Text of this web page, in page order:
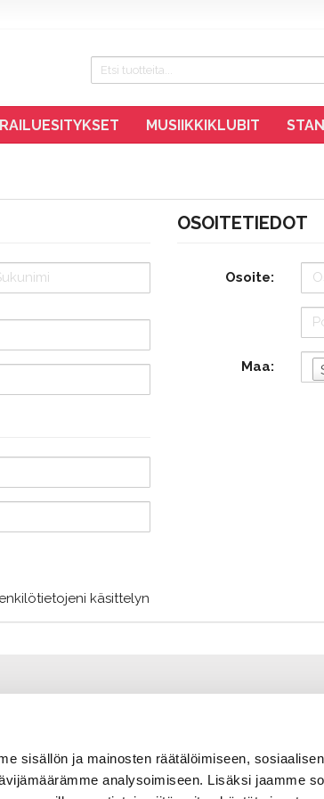
sisällön ja mainosten räätälöimiseen,
analysoimiseen. Lisäksi jaamme
MUSIIKKIKLUBIT
OSOITETIEDOT
Osoite:
Maa:
käsittelyn